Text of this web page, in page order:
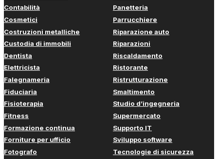
Contabilità
Cosmetici
Costruzioni metalliche
Custodia di immobili
Dentista
Elettricista
Falegnameria
Fiduciaria
Fisioterapia
Fitness
Formazione continua
Forniture per ufficio
Fotografo
Panetteria
Parrucchiere
Riparazione auto
Riparazioni
Riscaldamento
Ristorante
Ristrutturazione
Smaltimento
Studio d’ingegneria
Supermercato
Supporto IT
Sviluppo software
Tecnologie di sicurezza